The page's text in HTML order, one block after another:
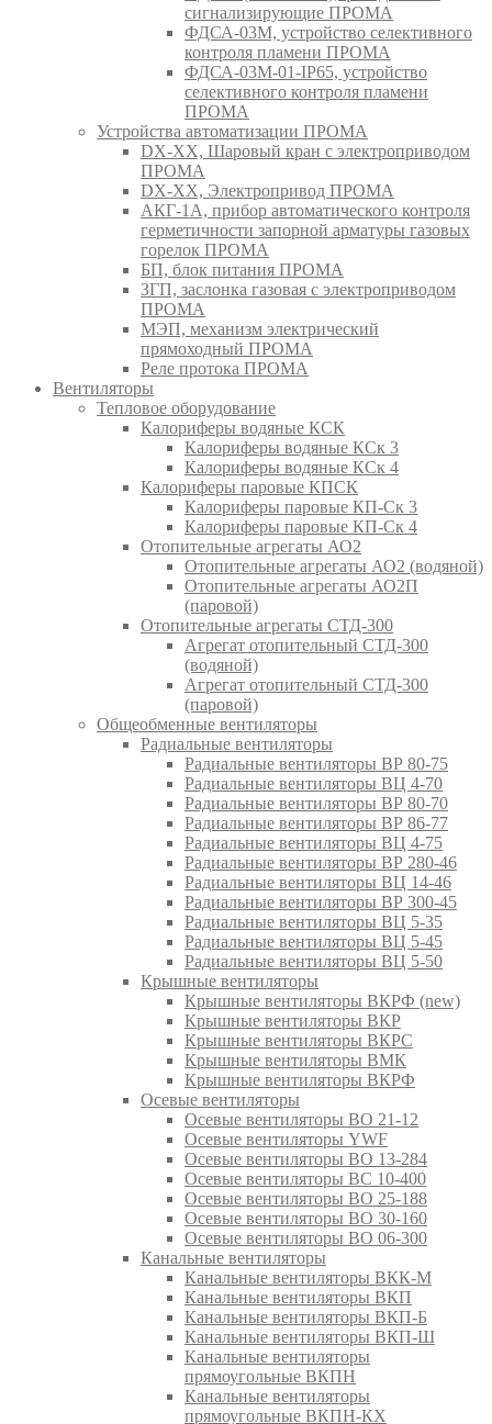
сигнализирующие ПРОМА
ФДСА-03М, устройство селективного
контроля пламени ПРОМА
ФДСА-03М-01-IP65, устройство
селективного контроля пламени
ПРОМА
Устройства автоматизации ПРОМА
DX-XX, Шаровый кран c электроприводом
ПРОМА
DX-XX, Электропривод ПРОМА
АКГ-1А, прибор автоматического контроля
герметичности запорной арматуры газовых
горелок ПРОМА
БП, блок питания ПРОМА
ЗГП, заслонка газовая с электроприводом
ПРОМА
МЭП, механизм электрический
прямоходный ПРОМА
Реле протока ПРОМА
Вентиляторы
Тепловое оборудование
Калориферы водяные КСК
Калориферы водяные КСк 3
Калориферы водяные КСк 4
Калориферы паровые КПСК
Калориферы паровые КП-Ск 3
Калориферы паровые КП-Ск 4
Отопительные агрегаты АО2
Отопительные агрегаты АО2 (водяной)
Отопительные агрегаты АО2П
(паровой)
Отопительные агрегаты СТД-300
Агрегат отопительный СТД-300
(водяной)
Агрегат отопительный СТД-300
(паровой)
Общеобменные вентиляторы
Радиальные вентиляторы
Радиальные вентиляторы ВР 80-75
Радиальные вентиляторы ВЦ 4-70
Радиальные вентиляторы ВР 80-70
Радиальные вентиляторы ВР 86-77
Радиальные вентиляторы ВЦ 4-75
Радиальные вентиляторы ВР 280-46
Радиальные вентиляторы ВЦ 14-46
Радиальные вентиляторы ВР 300-45
Радиальные вентиляторы ВЦ 5-35
Радиальные вентиляторы ВЦ 5-45
Радиальные вентиляторы ВЦ 5-50
Крышные вентиляторы
Крышные вентиляторы ВКРФ (new)
Крышные вентиляторы ВКР
Крышные вентиляторы ВКРС
Крышные вентиляторы ВМК
Крышные вентиляторы ВКРФ
Осевые вентиляторы
Осевые вентиляторы ВО 21-12
Осевые вентиляторы YWF
Осевые вентиляторы ВО 13-284
Осевые вентиляторы ВС 10-400
Осевые вентиляторы ВО 25-188
Осевые вентиляторы ВО 30-160
Осевые вентиляторы ВО 06-300
Канальные вентиляторы
Канальные вентиляторы ВКК-М
Канальные вентиляторы ВКП
Канальные вентиляторы ВКП-Б
Канальные вентиляторы ВКП-Ш
Канальные вентиляторы
прямоугольные ВКПН
Канальные вентиляторы
прямоугольные ВКПН-КХ